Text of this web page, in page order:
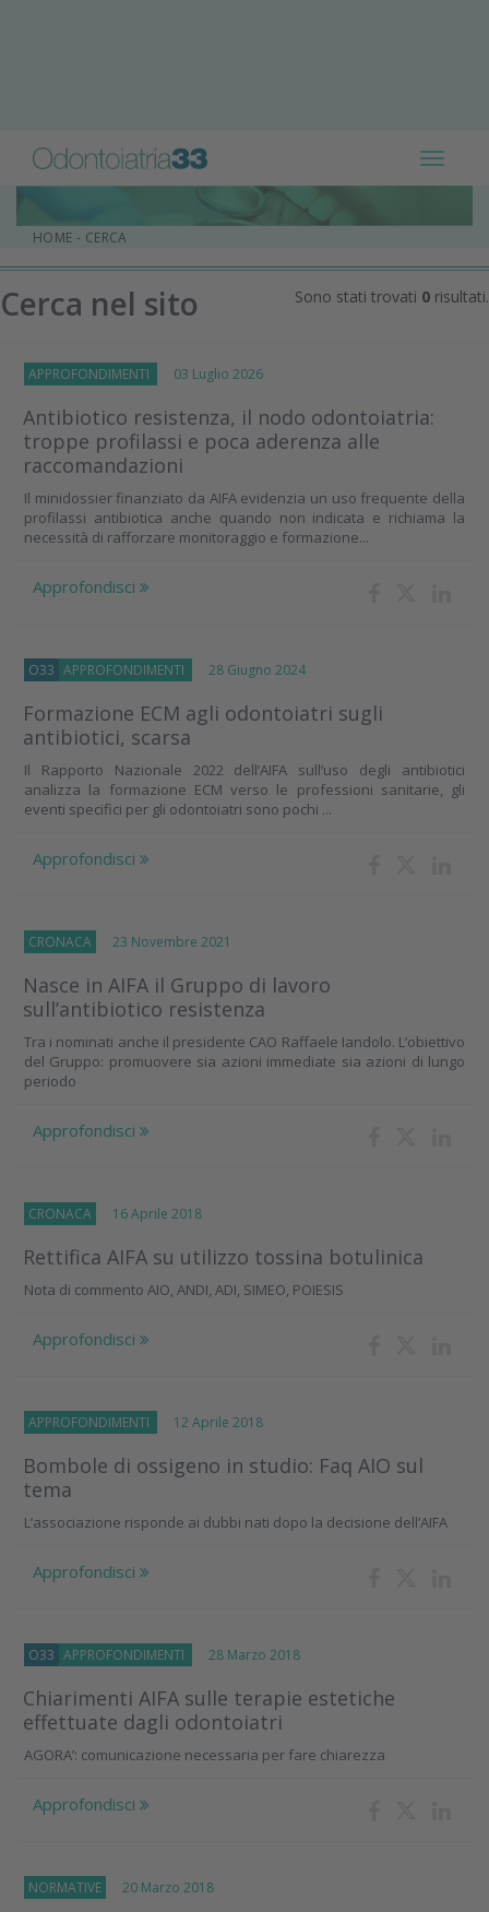
Toggle
HOME - CERCA
Cerca nel sito Sono stati trovati 0 risultati.
APPROFONDIMENTI 03 Luglio 2026
Antibiotico resistenza, il nodo odontoiatria:
troppe profilassi e poca aderenza alle
raccomandazioni
Il minidossier finanziato da AIFA evidenzia un uso frequente della
profilassi antibiotica anche quando non indicata e richiama la
necessità di rafforzare monitoraggio e formazione...
Approfondisci
O33 APPROFONDIMENTI 28 Giugno 2024
Formazione ECM agli odontoiatri sugli
antibiotici, scarsa
Il Rapporto Nazionale 2022 dell’AIFA sull’uso degli antibiotici
analizza la formazione ECM verso le professioni sanitarie, gli
eventi specifici per gli odontoiatri sono pochi ...
Approfondisci
CRONACA 23 Novembre 2021
Nasce in AIFA il Gruppo di lavoro
sull’antibiotico resistenza
Tra i nominati anche il presidente CAO Raffaele Iandolo. L’obiettivo
del Gruppo: promuovere sia azioni immediate sia azioni di lungo
periodo
Approfondisci
CRONACA 16 Aprile 2018
Rettifica AIFA su utilizzo tossina botulinica
Nota di commento AIO, ANDI, ADI, SIMEO, POIESIS
Approfondisci
APPROFONDIMENTI 12 Aprile 2018
Bombole di ossigeno in studio: Faq AIO sul
tema
L’associazione risponde ai dubbi nati dopo la decisione dell’AIFA
Approfondisci
O33 APPROFONDIMENTI 28 Marzo 2018
Chiarimenti AIFA sulle terapie estetiche
effettuate dagli odontoiatri
AGORA’: comunicazione necessaria per fare chiarezza
Approfondisci
NORMATIVE 20 Marzo 2018